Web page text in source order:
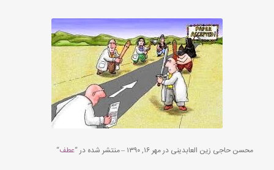
محسن حاجی زین العابدینی در مهر ۱۶, ۱۳۹۰ – منتشر شده در “ عطف“